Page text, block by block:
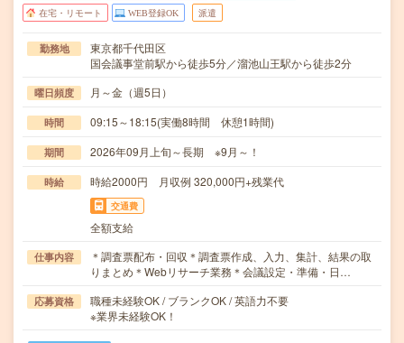
在宅・リモート WEB登録OK 派遣
勤務地
東京都千代田区
国会議事堂前駅から徒歩5分／溜池山王駅から徒歩2分
曜日頻度 月～金（週5日）
時間 09:15～18:15(実働8時間 休憩1時間)
期間 2026年09月上旬～長期 ※9月～！
時給 時給2000円 月収例 320,000円+残業代
交通費
全額支給
仕事内容
＊調査票配布・回収＊調査票作成、入力、集計、結果の取
りまとめ＊Webリサーチ業務＊会議設定・準備・日…
応募資格
職種未経験OK / ブランクOK / 英語力不要
※業界未経験OK！